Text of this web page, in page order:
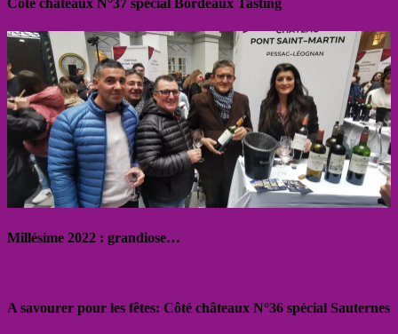
Côté châteaux N°37 spécial Bordeaux Tasting
Millésime 2022 : grandiose…
A savourer pour les fêtes: Côté châteaux N°36 spécial Sauternes